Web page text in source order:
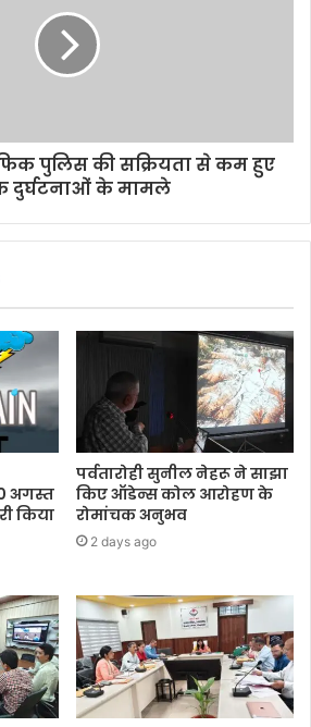
पुलिस की सक्रियता से कम हुए
दुर्घटनाओं के मामले
अगस्त
किया
पर्वतारोही सुनील नेहरू ने साझा
किए ऑडेन्स कोल आरोहण के
रोमांचक अनुभव
2 days ago